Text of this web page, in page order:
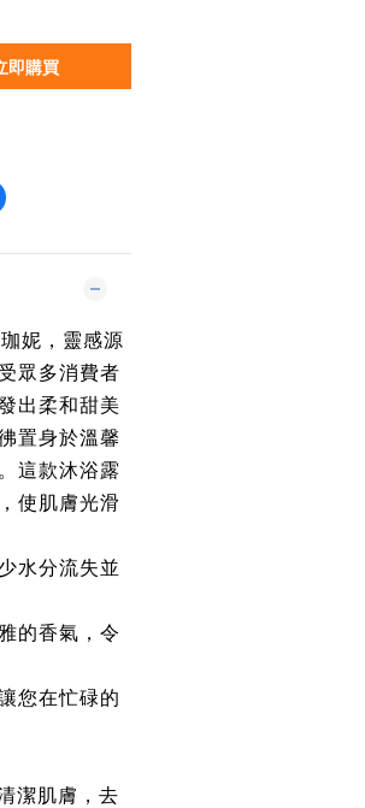
即購買
妮，靈感源
眾多消費者
出柔和甜美
置身於溫馨
這款沐浴露
使肌膚光滑
水分流失並
的香氣，令
您在忙碌的
潔肌膚，去